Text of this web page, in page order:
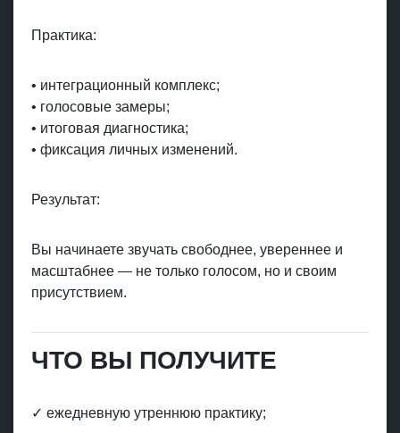
Практика:
• интеграционный комплекс;
• голосовые замеры;
• итоговая диагностика;
• фиксация личных изменений.
Результат:
Вы начинаете звучать свободнее, увереннее и
масштабнее — не только голосом, но и своим
присутствием.
ЧТО ВЫ ПОЛУЧИТЕ
✓ ежедневную утреннюю практику;